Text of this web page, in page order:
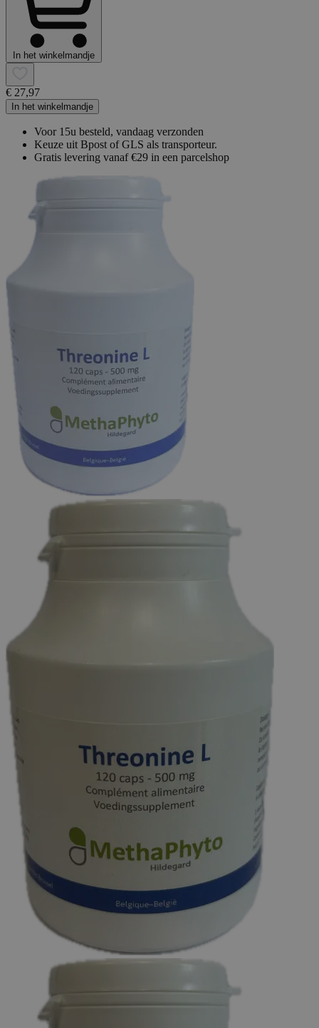
In het winkelmandje
€ 27,97
In het winkelmandje
Voor 15u besteld, vandaag verzonden
Keuze uit Bpost of GLS als transporteur.
Gratis levering vanaf €29 in een parcelshop